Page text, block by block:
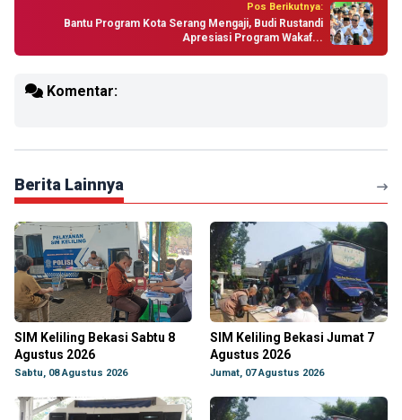
Pos Berikutnya:
Bantu Program Kota Serang Mengaji, Budi Rustandi
Apresiasi Program Wakaf...
Komentar:
Berita Lainnya
SIM Keliling Bekasi Sabtu 8
Agustus 2026
Sabtu, 08 Agustus 2026
SIM Keliling Bekasi Jumat 7
Agustus 2026
Jumat, 07 Agustus 2026